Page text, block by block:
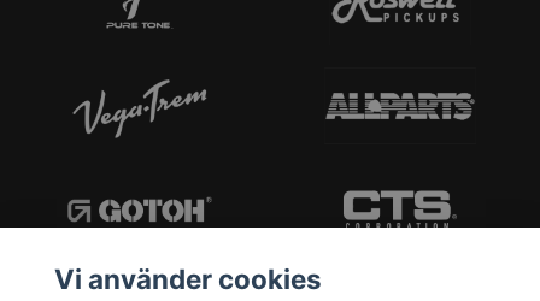
Vi använder cookies